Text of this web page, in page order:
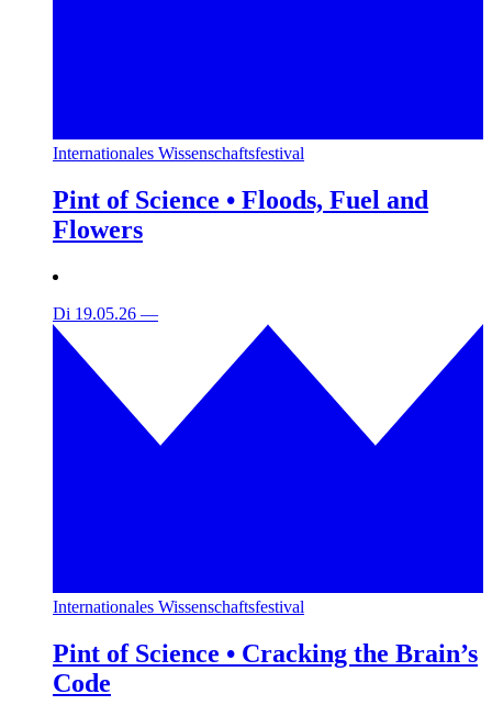
Internationales Wissenschaftsfestival
Pint of Science • Floods, Fuel and
Flowers
Di 19.05.26 —
Internationales Wissenschaftsfestival
Pint of Science • Cracking the Brain’s
Code